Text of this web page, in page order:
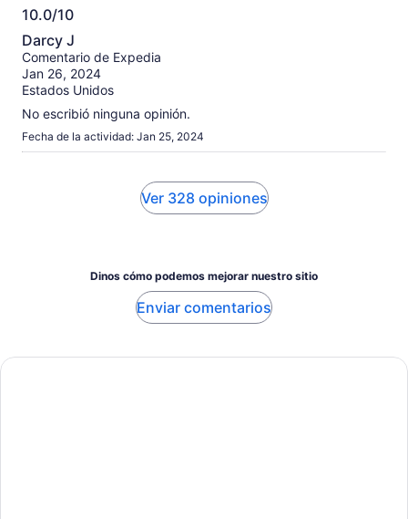
10.0/10
10.0
de
10
Darcy J
Comentario de Expedia
Jan 26, 2024
Estados Unidos
No escribió ninguna opinión.
Fecha de la actividad: Jan 25, 2024
Ver 328 opiniones
Dinos cómo podemos mejorar nuestro sitio
Enviar comentarios